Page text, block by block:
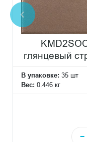
глянцевый
В упаковке: 35 шт
Вес: 0.446 кг
−